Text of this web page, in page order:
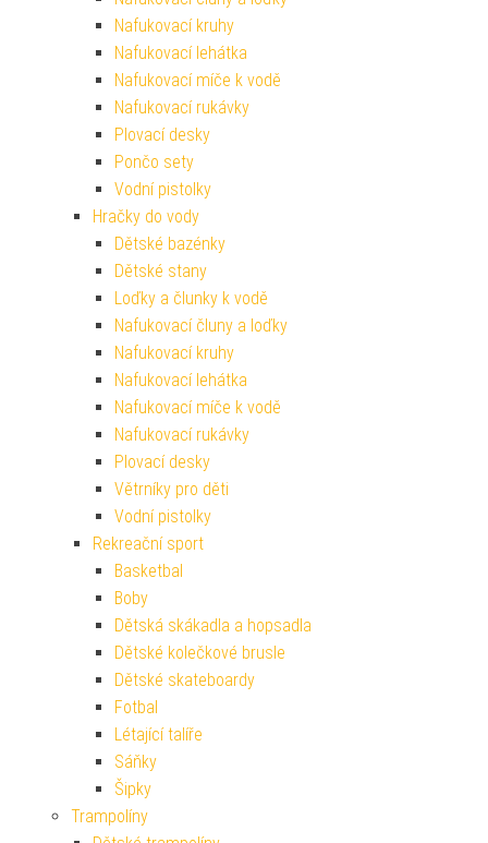
Nafukovací kruhy
Nafukovací lehátka
Nafukovací míče k vodě
Nafukovací rukávky
Plovací desky
Pončo sety
Vodní pistolky
Hračky do vody
Dětské bazénky
Dětské stany
Loďky a člunky k vodě
Nafukovací čluny a loďky
Nafukovací kruhy
Nafukovací lehátka
Nafukovací míče k vodě
Nafukovací rukávky
Plovací desky
Větrníky pro děti
Vodní pistolky
Rekreační sport
Basketbal
Boby
Dětská skákadla a hopsadla
Dětské kolečkové brusle
Dětské skateboardy
Fotbal
Létající talíře
Sáňky
Šipky
Trampolíny